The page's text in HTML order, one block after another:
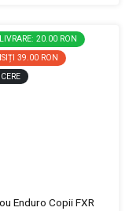
20.00 RON
39.00 RON
Enduro Copii FXR